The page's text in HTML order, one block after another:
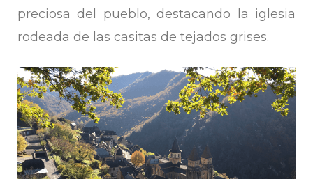
preciosa del pueblo, destacando la iglesia
rodeada de las casitas de tejados grises.